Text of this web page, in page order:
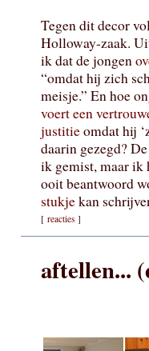
Tegen dit decor
Holloway-zaak.
ik dat de jongen
“omdat hij zich
meisje.” En hoe
voert een
justitieomdat hij
daarin gezegd?
ik gemist, maar ik
ooit beantwoord
stukjekan
[ reacties ]
aftellen...